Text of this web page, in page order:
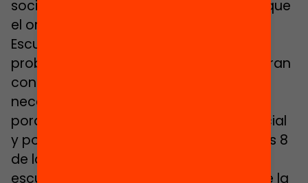
socioeconómicos son más relevantes que
el origen migrante del alumnado. “En la
Escuela Tanit de Santa Coloma el
problema grave es que tenemos una gran
concentración de alumnos con
necesidades educativas especiales
porque vienen de familias en riesgo social
y pobres. Tenemos niños que salen a las 8
de la mañana de su casa para ir a la
escuela y que no vuelven hasta las 8 de la